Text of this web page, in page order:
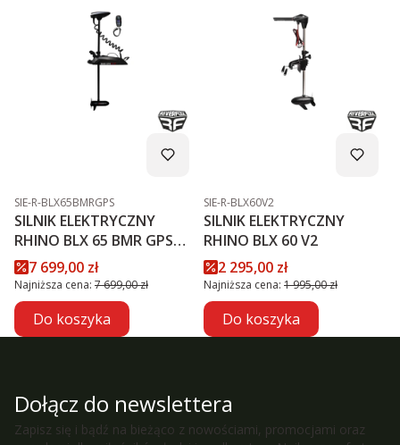
Kod produktu
SIE-R-BLX65BMRGPS
SILNIK ELEKTRYCZNY
RHINO BLX 65 BMR GPS
NXTCena promocyjna
7 699,00 zł
Najniższa cena: 7 699,00 zł
Do koszyka
Kod produktu
SIE-R-BLX60V2
SILNIK ELEKTRYCZNY
RHINO BLX 60 V2
Cena promocyjna
2 295,00 zł
Najniższa cena: 1 995,00 zł
Do koszyka
Dołącz do newslettera
Zapisz się i bądź na bieżąco z nowościami, promocjami oraz